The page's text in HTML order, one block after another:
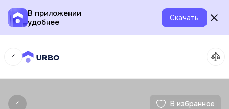
В приложении
удобнее
Скачать
В избранное